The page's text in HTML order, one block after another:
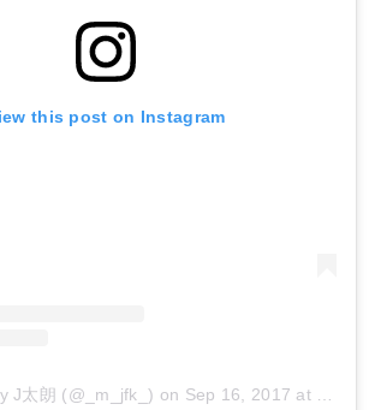
this post on Instagram
J太朗 (@_m_jfk_) on Sep 16, 2017 at 3:52am PDT